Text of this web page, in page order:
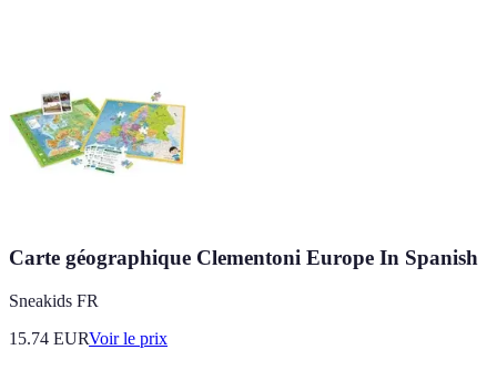
Carte géographique Clementoni Europe In Spanish
Sneakids FR
15.74 EURVoir le prix